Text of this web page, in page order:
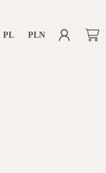
PLN
PL